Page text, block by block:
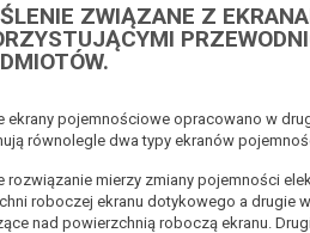
ZWIĄZANE Z
ekrany pojemnościowe opracowano w
równolegle dwa typy ekranów
rozwiązanie mierzy zmiany pojemności
roboczej ekranu dotykowego a drugie
nad powierzchnią roboczą ekranu.